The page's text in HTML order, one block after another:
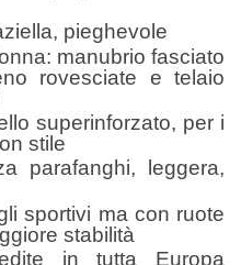
pieghevole
manubrio fasciato
rovesciate e telaio
superinforzato, per i
stile
leggera,
ma con ruote
stabilità
in tutta Europa